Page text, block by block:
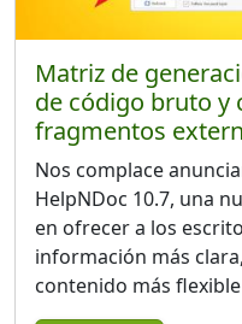
Matriz de
de código bruto y
fragmentos
Nos complace
HelpNDoc 10.7, una
en ofrecer a los
información más
contenido más